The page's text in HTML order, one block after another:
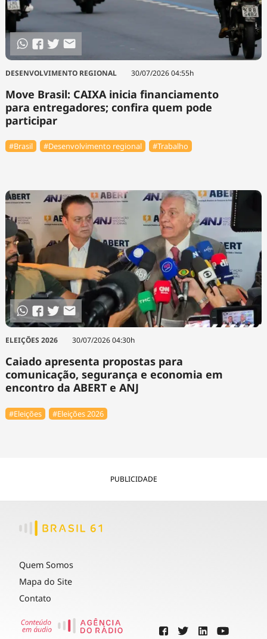
DESENVOLVIMENTO REGIONAL 30/07/2026 04:55h
Move Brasil: CAIXA inicia financiamento
para entregadores; confira quem pode
participar
#Brasil #Desenvolvimento regional #Trabalho
ELEIÇÕES 2026 30/07/2026 04:30h
Caiado apresenta propostas para
comunicação, segurança e economia em
encontro da ABERT e ANJ
#Eleições #Eleições 2026
PUBLICIDADE
Quem Somos
Mapa do Site
Contato